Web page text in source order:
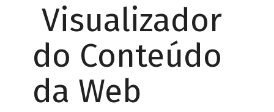
Visualizador
do Conteúdo
da Web